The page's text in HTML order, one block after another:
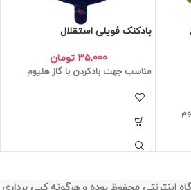
بادکنک فویلی استقلال
35,000 تومان
مناسب جهت بادکردن با گاز هلیوم